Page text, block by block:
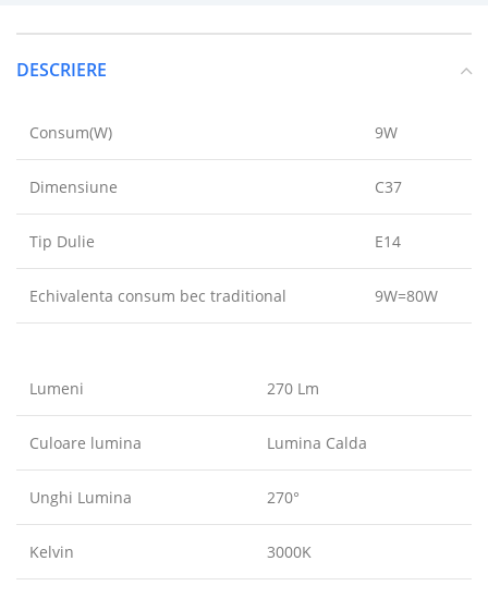
DESCRIERE
Consum(W) 9W
Dimensiune C37
Tip Dulie E14
Echivalenta consum bec traditional 9W=80W
Lumeni 270 Lm
Culoare lumina Lumina Calda
Unghi Lumina 270°
Kelvin 3000K